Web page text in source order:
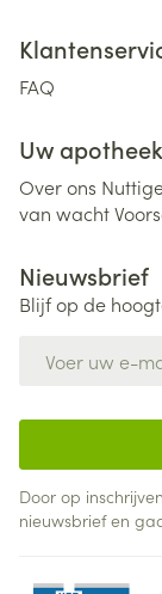
FAQ
Uw apotheek
Over ons
van wacht
Nieuwsbrief
Blijf op de
Door op
nieuwsbrief en